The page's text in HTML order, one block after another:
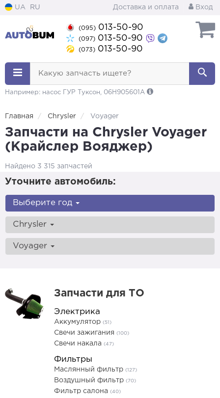
UA RU Доставка и оплата Вход
(095) 013-50-90
(097) 013-50-90
(073) 013-50-90
Какую запчасть ищете?
Например: насос ГУР Туксон, 06H905601A
Главная Chrysler Voyager
Запчасти на Chrysler Voyager
(Крайслер Вояджер)
Найдено 3 315 запчастей
Уточните автомобиль:
Выберите год
Chrysler
Voyager
Запчасти для ТО
Электрика
Аккумулятор (51)
Свечи зажигания (100)
Свечи накала (47)
Фильтры
Маслянный фильтр (127)
Воздушный фильтр (70)
Фильтр салона (40)